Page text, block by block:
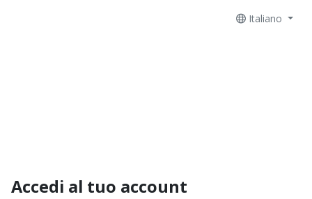
Italiano
Accedi al tuo account